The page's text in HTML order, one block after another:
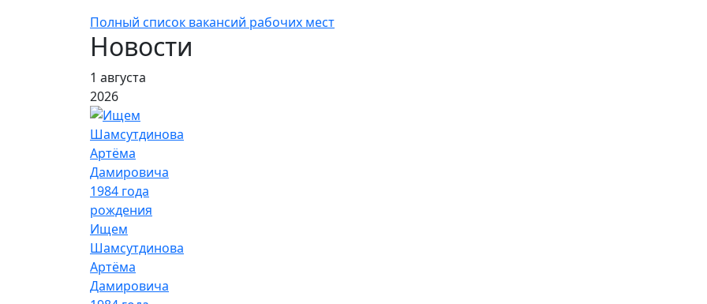
Полный список вакансий рабочих мест
Новости
1 августа
2026
Ищем
Шамсутдинова
Артёма
Дамировича